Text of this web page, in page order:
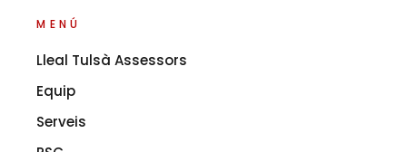
MENÚ
Lleal Tulsà Assessors
Equip
Serveis